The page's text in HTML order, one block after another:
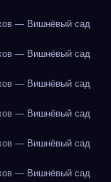
— Вишнёвый сад
— Вишнёвый сад
— Вишнёвый сад
— Вишнёвый сад
— Вишнёвый сад
— Вишнёвый сад